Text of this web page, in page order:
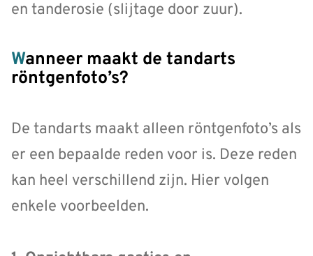
en tanderosie (slijtage door zuur).
Wanneer maakt de tandarts
röntgenfoto’s?
De tandarts maakt alleen röntgenfoto’s als
er een bepaalde reden voor is. Deze reden
kan heel verschillend zijn. Hier volgen
enkele voorbeelden.